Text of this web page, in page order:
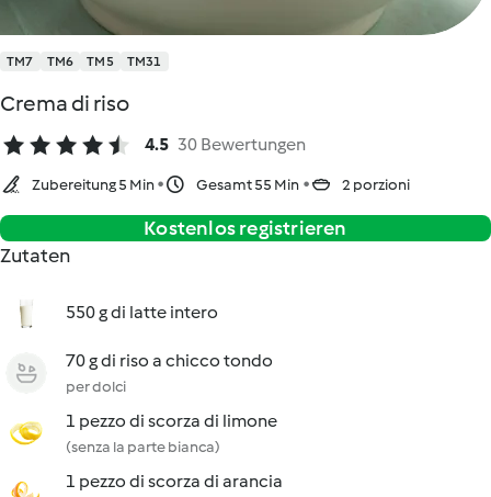
TM7 TM6 TM5 TM31
Crema di riso
4.5 30 Bewertungen
Zubereitung 5 Min Gesamt 55 Min 2 porzioni
Kostenlos registrieren
Zutaten
550 g di latte intero
70 g di riso a chicco tondo
per dolci
1 pezzo di scorza di limone
(senza la parte bianca)
1 pezzo di scorza di arancia